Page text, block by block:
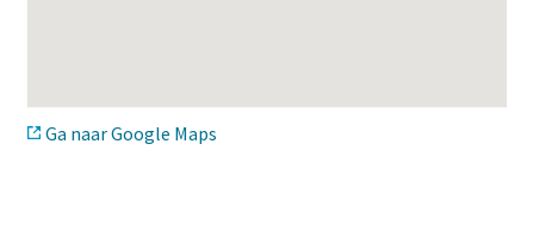
Ga naar Google Maps